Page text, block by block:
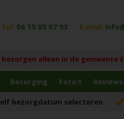
Tel: 06 15 05 07 93 E-mail:
alleen in de gemeente
Bezorging Foto’s Reviews
bezorgdatum selecteren